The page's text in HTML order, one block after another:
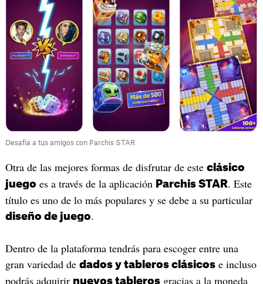
Desafía a tus amigos con Parchis STAR
Otra de las mejores formas de disfrutar de este clásico
juego es a través de la aplicación Parchis STAR. Este
título es uno de lo más populares y se debe a su particular
diseño de juego.
Dentro de la plataforma tendrás para escoger entre una
gran variedad de dados y tableros clásicose incluso
podrás adquirir nuevos tablerosgracias a la moneda